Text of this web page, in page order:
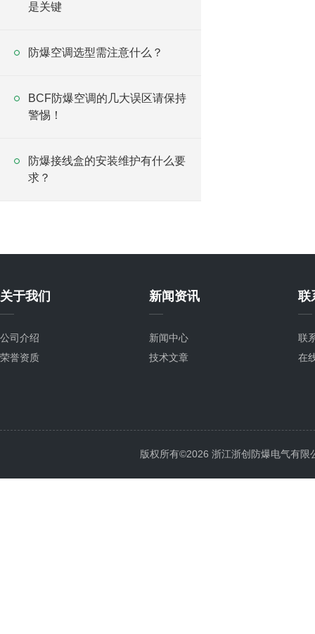
是关键
防爆空调选型需注意什么？
BCF防爆空调的几大误区请保持
警惕！
防爆接线盒的安装维护有什么要
求？
关于我们
公司介绍
荣誉资质
新闻资讯
新闻中心
技术文章
联
联
在
版权所有©2026 浙江浙创防爆电气有